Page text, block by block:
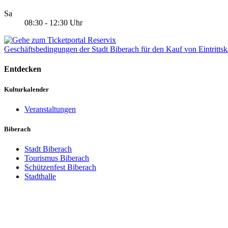
Sa
08:30 - 12:30 Uhr
Geschäftsbedingungen der Stadt Biberach für den Kauf von
Entdecken
Kulturkalender
Veranstaltungen
Biberach
Stadt Biberach
Tourismus Biberach
Schützenfest Biberach
Stadthalle